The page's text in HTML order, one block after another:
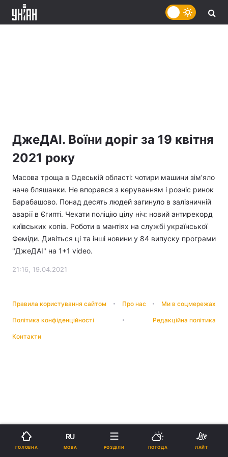
ДжеДАІ. Воїни доріг за 19 квітня
2021 року
Масова троща в Одеській області: чотири машини зім’яло
наче бляшанки. Не впорався з керуванням і розніс ринок
Барабашово. Понад десять людей загинуло в залізничній
аварії в Єгипті. Чекати поліцію цілу ніч: новий антирекорд
київських копів. Роботи в мантіях на службі української
Феміди. Дивіться ці та інші новини у 84 випуску програми
"ДжеДАІ" на 1+1 video.
21:16, 19.04.2021
Правила користування сайтом Про нас Ми в соцмережах
Політика конфіденційності Редакційна політика
Контакти
ГОЛОВНА
RU
МОВА РОЗДІЛИ ПОГОДА ЛАЙТ